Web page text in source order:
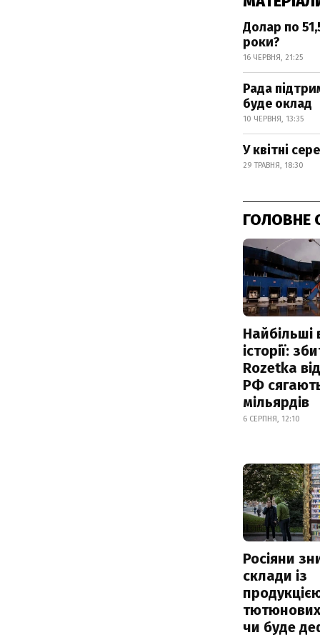
Долар по
роки?
16 ЧЕРВНЯ, 21:25
Рада
буде оклад
10 ЧЕРВНЯ, 13:35
У квітні
29 ТРАВНЯ, 18:30
ГОЛОВНЕ
Найбільші
історії:
Rozetka
РФ
мільярдів
6 СЕРПНЯ, 12:10
Росіяни
склади із
тютюнових
чи буде